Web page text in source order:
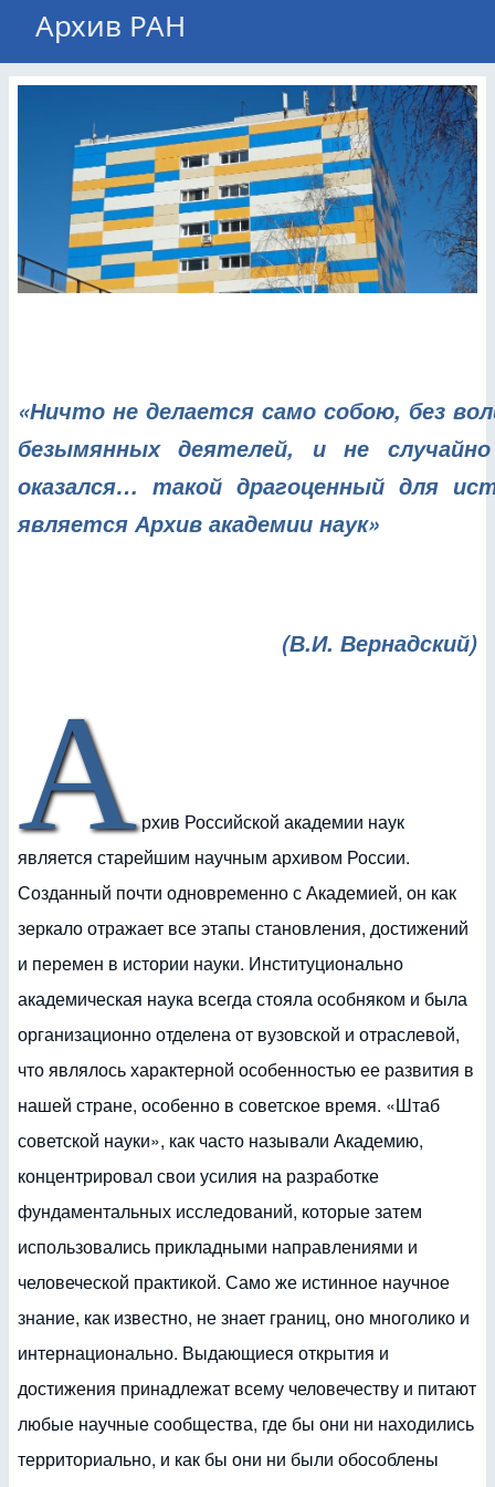
Архив РАН
«Ничто не делается само собою, без
безымянных деятелей, и не
оказался… такой драгоценный для
является Архив академии наук»
(В.И. Вернадский)
Архив Российской академии наук
является старейшим научным архивом России.
Созданный почти одновременно с Академией, он как
зеркало отражает все этапы становления, достижений
и перемен в истории науки. Институционально
академическая наука всегда стояла особняком и была
организационно отделена от вузовской и отраслевой,
что являлось характерной особенностью ее развития в
нашей стране, особенно в советское время. «Штаб
советской науки», как часто называли Академию,
концентрировал свои усилия на разработке
фундаментальных исследований, которые затем
использовались прикладными направлениями и
человеческой практикой. Само же истинное научное
знание, как известно, не знает границ, оно многолико и
интернационально. Выдающиеся открытия и
достижения принадлежат всему человечеству и питают
любые научные сообщества, где бы они ни находились
территориально, и как бы они ни были обособлены